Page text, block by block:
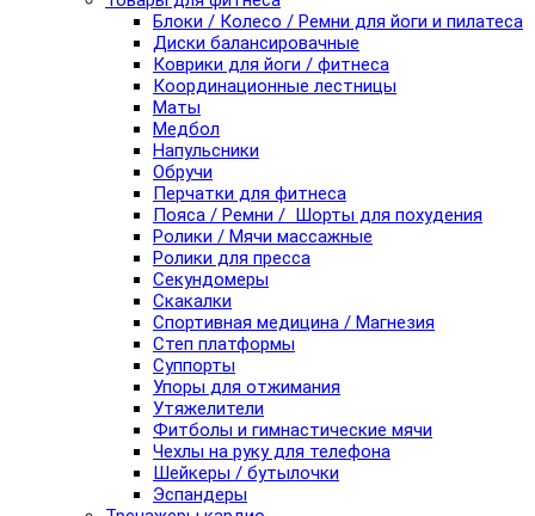
Блоки / Колесо / Ремни для йоги и пилатеса
Диски балансировачные
Коврики для йоги / фитнеса
Координационные лестницы
Маты
Медбол
Напульсники
Обручи
Перчатки для фитнеса
Пояса / Ремни / Шорты для похудения
Ролики / Мячи массажные
Ролики для пресса
Секундомеры
Скакалки
Спортивная медицина / Магнезия
Степ платформы
Суппорты
Упоры для отжимания
Утяжелители
Фитболы и гимнастические мячи
Чехлы на руку для телефона
Шейкеры / бутылочки
Эспандеры